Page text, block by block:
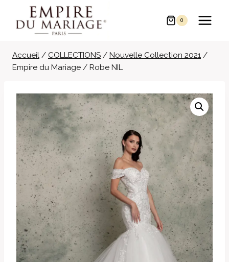
contenu
0
Accueil / COLLECTIONS / Nouvelle Collection 2021 /
Empire du Mariage / Robe NIL